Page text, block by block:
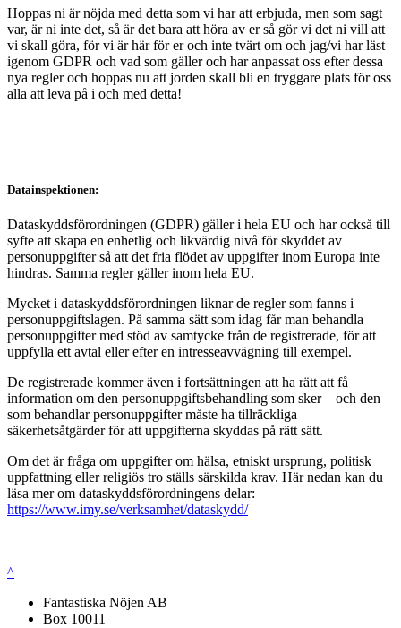
Hoppas ni är nöjda med detta som vi har att erbjuda, men som sagt
var, är ni inte det, så är det bara att höra av er så gör vi det ni vill att
vi skall göra, för vi är här för er och inte tvärt om och jag/vi har läst
igenom GDPR och vad som gäller och har anpassat oss efter dessa
nya regler och hoppas nu att jorden skall bli en tryggare plats för oss
alla att leva på i och med detta!
Datainspektionen:
Dataskyddsförordningen (GDPR) gäller i hela EU och har också till
syfte att skapa en enhetlig och likvärdig nivå för skyddet av
personuppgifter så att det fria flödet av uppgifter inom Europa inte
hindras. Samma regler gäller inom hela EU.
Mycket i dataskyddsförordningen liknar de regler som fanns i
personuppgiftslagen. På samma sätt som idag får man behandla
personuppgifter med stöd av samtycke från de registrerade, för att
uppfylla ett avtal eller efter en intresseavvägning till exempel.
De registrerade kommer även i fortsättningen att ha rätt att få
information om den personuppgiftsbehandling som sker – och den
som behandlar personuppgifter måste ha tillräckliga
säkerhetsåtgärder för att uppgifterna skyddas på rätt sätt.
Om det är fråga om uppgifter om hälsa, etniskt ursprung, politisk
uppfattning eller religiös tro ställs särskilda krav. Här nedan kan du
läsa mer om dataskyddsförordningens delar:
https://www.imy.se/verksamhet/dataskydd/
^
Fantastiska Nöjen AB
Box 10011